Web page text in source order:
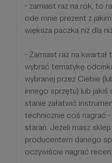
- zamiast raz na rok, to
ode mnie prezent z
większa paczka niż dla
- Zamiast raz na
wybrać tematykę
wybranej przez Ciebie
innego sprzętu) lub
stanie załatwić
technicznie coś nagrać
starań. Jeżeli masz
producentem danego
oczywiście nagrać